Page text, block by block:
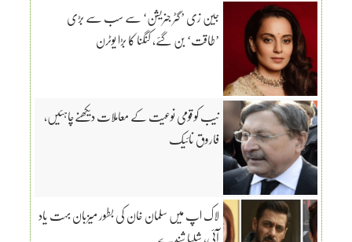
جین زی ’گٹر جنریشن‘ سے سب سے بڑی
’طاقت‘ بن گئے، کنگنا کا بڑا یوٹرن
نیب کو قومی نوعیت کے معاملات دیکھنےچاہئیں،
فاروق نائیک
لاک اپ میں سلمان خان کی بطور میزبان بہت یاد